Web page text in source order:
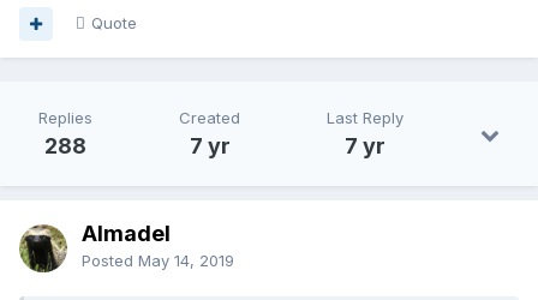
Quote
Replies
288
Created
7 yr
Last Reply
7 yr
Almadel
Posted May 14, 2019